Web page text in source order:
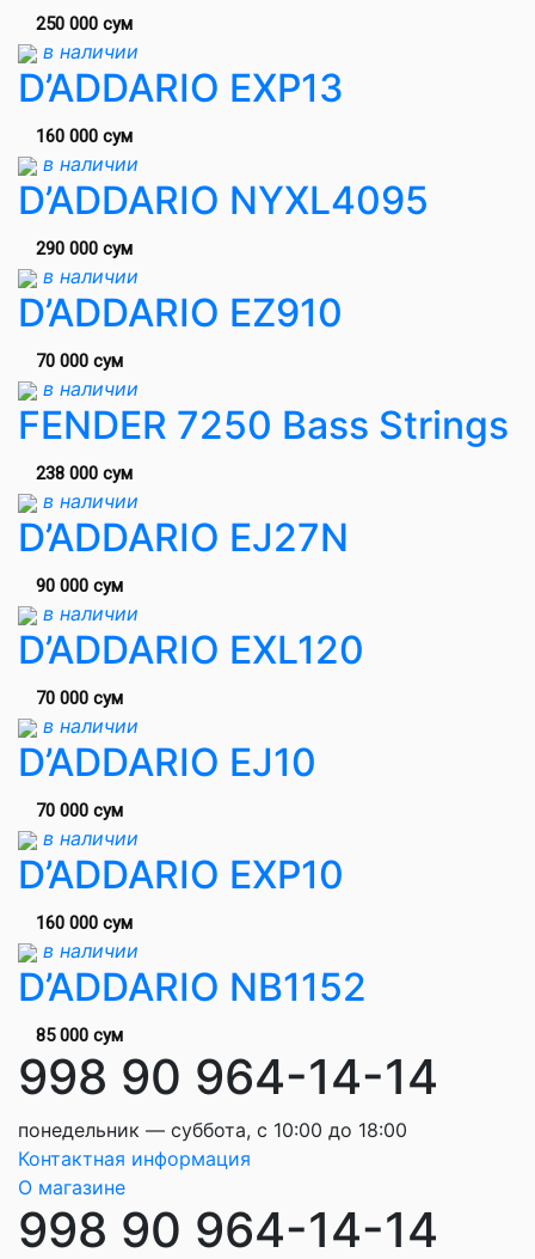
250 000 сум
в наличии
D’ADDARIO EXP13
160 000 сум
в наличии
D’ADDARIO NYXL4095
290 000 сум
в наличии
D’ADDARIO EZ910
70 000 сум
в наличии
FENDER 7250 Bass Strings
238 000 сум
в наличии
D’ADDARIO EJ27N
90 000 сум
в наличии
D’ADDARIO EXL120
70 000 сум
в наличии
D’ADDARIO EJ10
70 000 сум
в наличии
D’ADDARIO EXP10
160 000 сум
в наличии
D’ADDARIO NB1152
85 000 сум
998 90 964-14-14
понедельник — суббота, с 10:00 до 18:00
Контактная информация
О магазине
998 90 964-14-14